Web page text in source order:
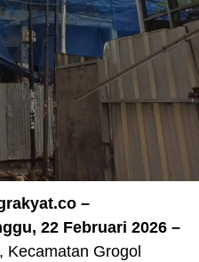
–
22 Februari 2026 –
Kecamatan Grogol